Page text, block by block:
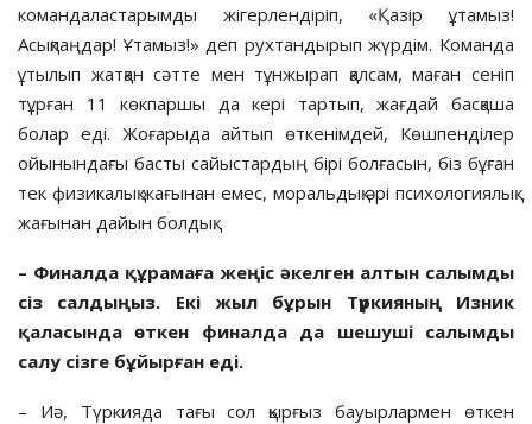
командаластарымды жі­гер­­лендіріп, «Қазір ұтамыз!
Асықпаңдар! Ұта­мыз!» деп рухтандырып жүрдім. Коман­да
ұтылып жатқан сәтте мен тұнжырап қалсам, маған сеніп
тұрған 11 көкпаршы да кері тартып, жағдай басқаша
болар еді. Жо­ғарыда айтып өткенімдей, Көшпенділер
ойынындағы басты сайыстардың бірі бол­ғасын, біз бұған
тек физикалық жағынан емес, моральдық әрі психологиялық
жа­ғы­нан дайын болдық.
– Финалда құрамаға жеңіс әкелген алтын салымды
сіз салдыңыз. Екі жыл бұрын Түркияның Изник
қаласында өткен финалда да шешуші салымды
салу сізге бұйырған еді.
– Иә, Түркияда тағы сол қырғыз бауыр­лар­мен өткен